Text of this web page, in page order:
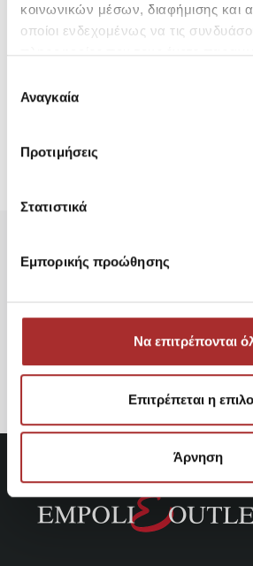
κοινωνικών μέσων, διαφήμισης και
οποίοι ενδεχομένως να τις
πληροφορίες που τους έχετε
των υπηρεσιών τους.
συγκατάθεσης
Αναγκαία
Προτιμήσεις
Στατιστικά
Εμπορικής προώθησης
Να επιτρέπονται
Επιτρέπεται η
Άρνηση
Ίδια κατηγορία Ίδιο Brand
Είδατε Πρόσφατα Δημοφιλή Προϊόντα
Ανδρικό T-shirt
35,96€